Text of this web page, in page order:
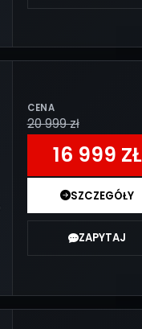
CENA
20 999 zł
16 999 ZŁ
SZCZEGÓŁY
ZAPYTAJ